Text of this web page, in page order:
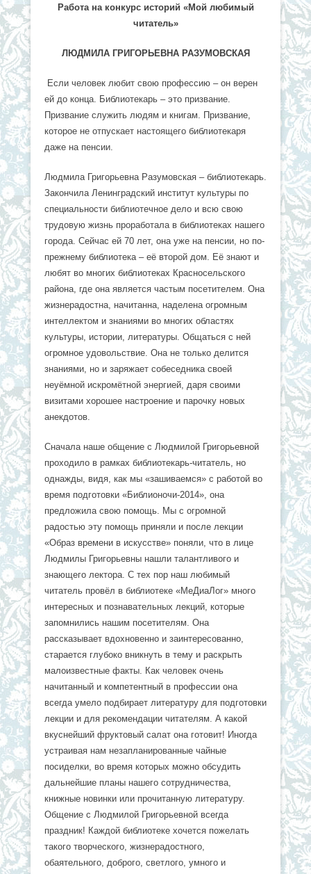
Работа на конкурс историй «Мой любимый
читатель»
ЛЮДМИЛА ГРИГОРЬЕВНА РАЗУМОВСКАЯ
Если человек любит свою профессию – он верен
ей до конца. Библиотекарь – это призвание.
Призвание служить людям и книгам. Призвание,
которое не отпускает настоящего библиотекаря
даже на пенсии.
Людмила Григорьевна Разумовская – библиотекарь.
Закончила Ленинградский институт культуры по
специальности библиотечное дело и всю свою
трудовую жизнь проработала в библиотеках нашего
города. Сейчас ей 70 лет, она уже на пенсии, но по-
прежнему библиотека – её второй дом. Её знают и
любят во многих библиотеках Красносельского
района, где она является частым посетителем. Она
жизнерадостна, начитанна, наделена огромным
интеллектом и знаниями во многих областях
культуры, истории, литературы. Общаться с ней
огромное удовольствие. Она не только делится
знаниями, но и заряжает собеседника своей
неуёмной искромётной энергией, даря своими
визитами хорошее настроение и парочку новых
анекдотов.
Сначала наше общение с Людмилой Григорьевной
проходило в рамках библиотекарь-читатель, но
однажды, видя, как мы «зашиваемся» с работой во
время подготовки «Библионочи-2014», она
предложила свою помощь. Мы с огромной
радостью эту помощь приняли и после лекции
«Образ времени в искусстве» поняли, что в лице
Людмилы Григорьевны нашли талантливого и
знающего лектора. С тех пор наш любимый
читатель провёл в библиотеке «МеДиаЛог» много
интересных и познавательных лекций, которые
запомнились нашим посетителям. Она
рассказывает вдохновенно и заинтересованно,
старается глубоко вникнуть в тему и раскрыть
малоизвестные факты. Как человек очень
начитанный и компетентный в профессии она
всегда умело подбирает литературу для подготовки
лекции и для рекомендации читателям. А какой
вкуснейший фруктовый салат она готовит! Иногда
устраивая нам незапланированные чайные
посиделки, во время которых можно обсудить
дальнейшие планы нашего сотрудничества,
книжные новинки или прочитанную литературу.
Общение с Людмилой Григорьевной всегда
праздник! Каждой библиотеке хочется пожелать
такого творческого, жизнерадостного,
обаятельного, доброго, светлого, умного и